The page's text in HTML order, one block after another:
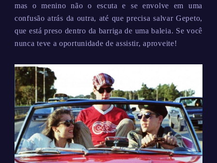
mas o menino não o escuta e se envolve em uma
confusão atrás da outra, até que precisa salvar Gepeto,
que está preso dentro da barriga de uma baleia. Se você
nunca teve a oportunidade de assistir, aproveite!